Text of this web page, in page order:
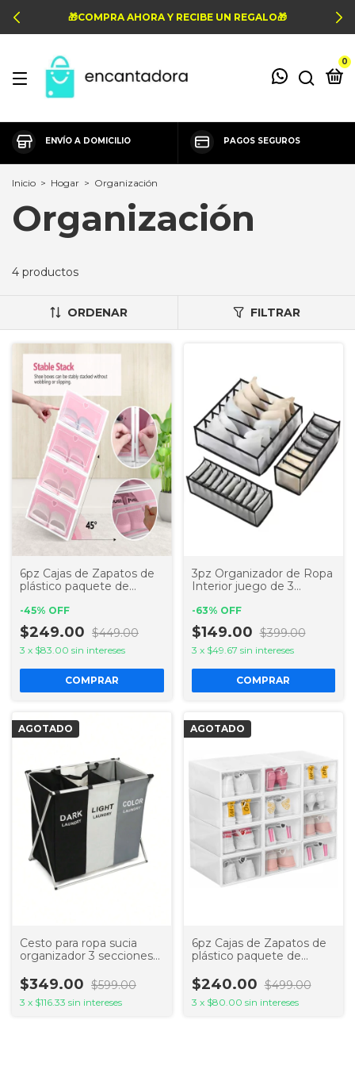
🎁COMPRA AHORA Y RECIBE UN REGALO🎁
0
ENVÍO A DOMICILIO PAGOS SEGUROS
Inicio > Hogar > Organización
Organización
4 productos
ORDENAR FILTRAR
6pz Cajas de Zapatos de
plástico paquete de
almacenamiento
zapatera
-45% OFF
$249.00 $449.00
3 x $83.00 sin intereses
COMPRAR
3pz Organizador de Ropa
Interior juego de 3
almacenamiento de rejilla
-63% OFF
$149.00 $399.00
3 x $49.67 sin intereses
COMPRAR
AGOTADO
Cesto para ropa sucia
organizador 3 secciones
$349.00 $599.00
3 x $116.33 sin intereses
AGOTADO
6pz Cajas de Zapatos de
plástico paquete de
almacenamiento
zapatera
$240.00 $499.00
3 x $80.00 sin intereses